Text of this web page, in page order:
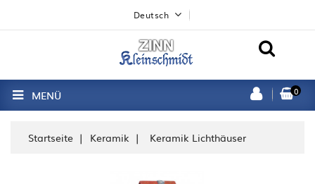
Deutsch
0
MENÜ
Startseite Keramik Keramik Lichthäuser